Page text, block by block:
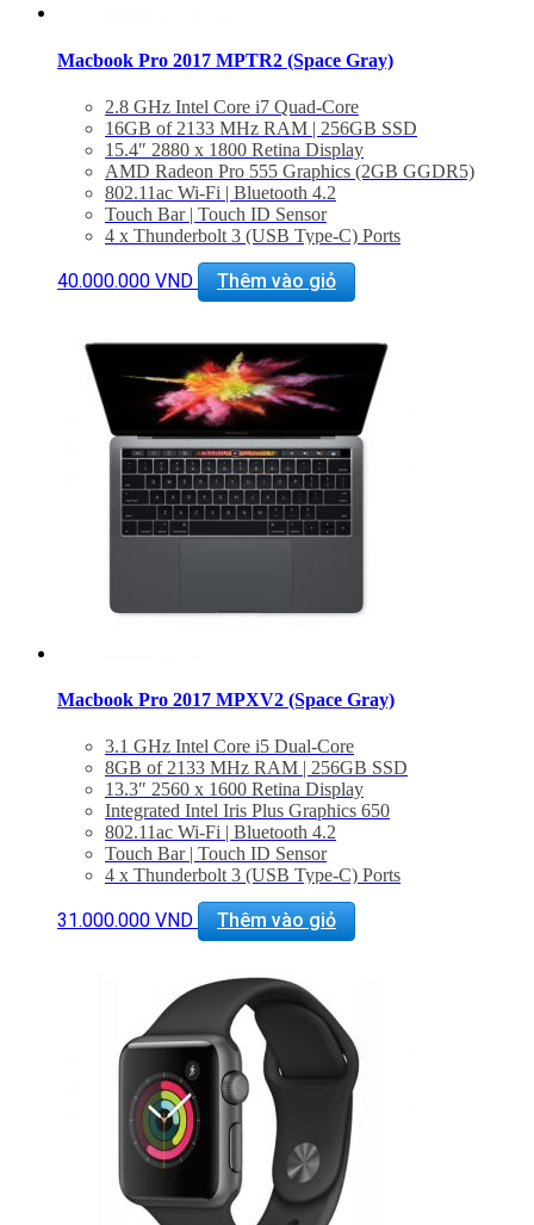
Macbook Pro 2017 MPTR2 (Space Gray)
2.8 GHz Intel Core i7 Quad-Core
16GB of 2133 MHz RAM | 256GB SSD
15.4″ 2880 x 1800 Retina Display
AMD Radeon Pro 555 Graphics (2GB GGDR5)
802.11ac Wi-Fi | Bluetooth 4.2
Touch Bar | Touch ID Sensor
4 x Thunderbolt 3 (USB Type-C) Ports
Force Touch Trackpad
macOS Sierra
40.000.000 VND Thêm vào giỏ
Macbook Pro 2017 MPXV2 (Space Gray)
3.1 GHz Intel Core i5 Dual-Core
8GB of 2133 MHz RAM | 256GB SSD
13.3″ 2560 x 1600 Retina Display
Integrated Intel Iris Plus Graphics 650
802.11ac Wi-Fi | Bluetooth 4.2
Touch Bar | Touch ID Sensor
4 x Thunderbolt 3 (USB Type-C) Ports
3.5mm Headphone Jack | Stereo Speakers
Force Touch Trackpad
macOS Sierra
31.000.000 VND Thêm vào giỏ